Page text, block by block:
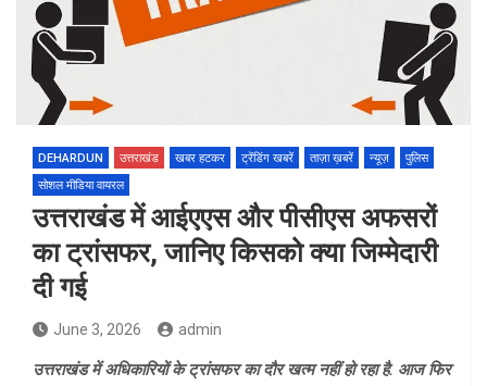
DEHARDUN उत्तराखंड खबर हटकर ट्रेंडिंग खबरें ताज़ा ख़बरें न्यूज़
पुलिस
सोशल मीडिया वायरल
उत्तराखंड में आईएएस और पीसीएस अफसरों
का ट्रांसफर, जानिए किसको क्या जिम्मेदारी
दी गई
June 3, 2026 admin
उत्तराखंड में अधिकारियों के ट्रांसफर का दौर खत्म नहीं हो रहा है. आज फिर